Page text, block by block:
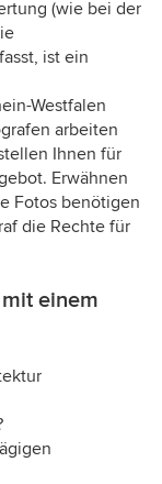
(wie bei der
ist ein
Westfalen
arbeiten
Ihnen für
Erwähnen
Fotos benötigen
die Rechte für
einem